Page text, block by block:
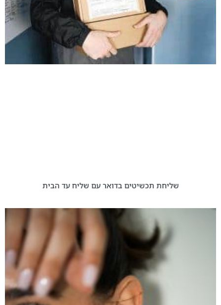
שליחת תכשיטים בדואר עם שליח עד הבית